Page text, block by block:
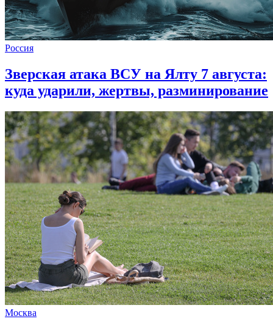
Россия
Зверская атака ВСУ на Ялту 7 августа:
куда ударили, жертвы, разминирование
Москва